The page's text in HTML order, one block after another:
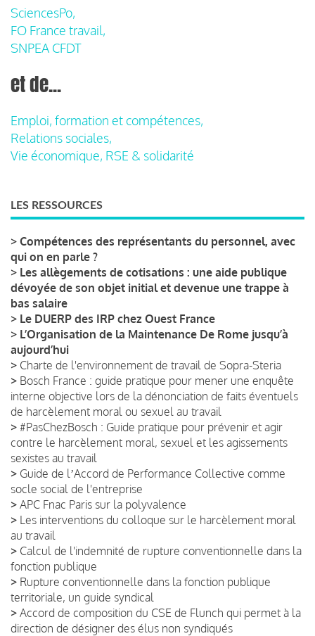
SciencesPo,
FO France travail,
SNPEA CFDT
et de...
Emploi, formation et compétences,
Relations sociales,
Vie économique, RSE & solidarité
LES RESSOURCES
> Compétences des représentants du personnel, avec
qui on en parle ?
> Les allègements de cotisations : une aide publique
dévoyée de son objet initial et devenue une trappe à
bas salaire
> Le DUERP des IRP chez Ouest France
> L’Organisation de la Maintenance De Rome jusqu’à
aujourd’hui
> Charte de l'environnement de travail de Sopra-Steria
> Bosch France : guide pratique pour mener une enquête
interne objective lors de la dénonciation de faits éventuels
de harcèlement moral ou sexuel au travail
> #PasChezBosch : Guide pratique pour prévenir et agir
contre le harcèlement moral, sexuel et les agissements
sexistes au travail
> Guide de lʼAccord de Performance Collective comme
socle social de l'entreprise
> APC Fnac Paris sur la polyvalence
> Les interventions du colloque sur le harcèlement moral
au travail
> Calcul de l'indemnité de rupture conventionnelle dans la
fonction publique
> Rupture conventionnelle dans la fonction publique
territoriale, un guide syndical
> Accord de composition du CSE de Flunch qui permet à la
direction de désigner des élus non syndiqués